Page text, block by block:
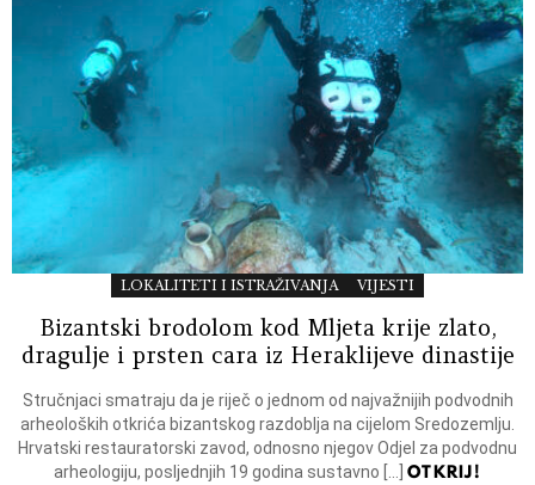
LOKALITETI I ISTRAŽIVANJA VIJESTI
Bizantski brodolom kod Mljeta krije zlato,
dragulje i prsten cara iz Heraklijeve dinastije
Stručnjaci smatraju da je riječ o jednom od najvažnijih podvodnih
arheoloških otkrića bizantskog razdoblja na cijelom Sredozemlju.
Hrvatski restauratorski zavod, odnosno njegov Odjel za podvodnu
arheologiju, posljednjih 19 godina sustavno […] OTKRIJ!